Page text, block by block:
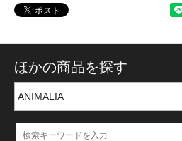
ほかの商品を探す